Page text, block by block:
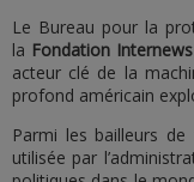
Le Bureau pour la
la Fondation Internews
acteur clé de la
profond américain
Parmi les bailleurs de
utilisée par